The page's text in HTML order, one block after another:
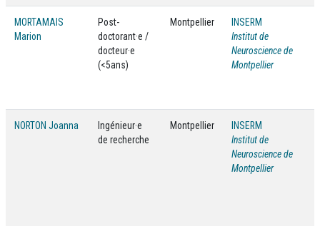
MORTAMAIS
Marion
Post-
doctorant·e /
docteur·e
(<5ans)
Montpellier
INSERM
Institut de
Neuroscience de
Montpellier
NORTON Joanna
Ingénieur·e
de recherche
Montpellier
INSERM
Institut de
Neuroscience de
Montpellier